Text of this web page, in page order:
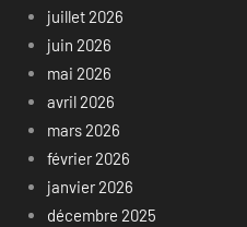
juillet 2026
juin 2026
mai 2026
avril 2026
mars 2026
février 2026
janvier 2026
décembre 2025